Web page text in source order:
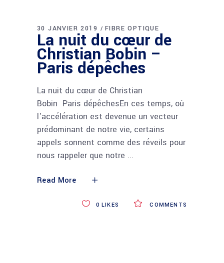
30 JANVIER 2019 FIBRE OPTIQUE
La nuit du cœur de
Christian Bobin –
Paris dépêches
La nuit du cœur de Christian
Bobin Paris dépêchesEn ces temps, où
l'accélération est devenue un vecteur
prédominant de notre vie, certains
appels sonnent comme des réveils pour
nous rappeler que notre
Read More
COMMENTS
0 LIKES